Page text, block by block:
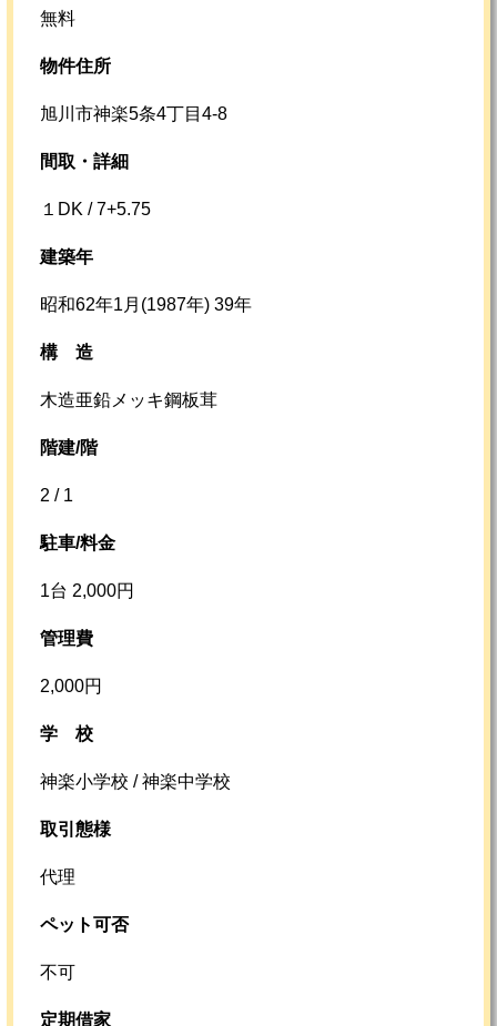
無料
物件住所
旭川市神楽5条4丁目4-8
間取・詳細
１DK / 7+5.75
建築年
昭和62年1月(1987年) 39年
構 造
木造亜鉛メッキ鋼板茸
階建/階
2 / 1
駐車/料金
1台 2,000円
管理費
2,000円
学校
神楽小学校 / 神楽中学校
取引態様
代理
ペット可否
不可
定期借家